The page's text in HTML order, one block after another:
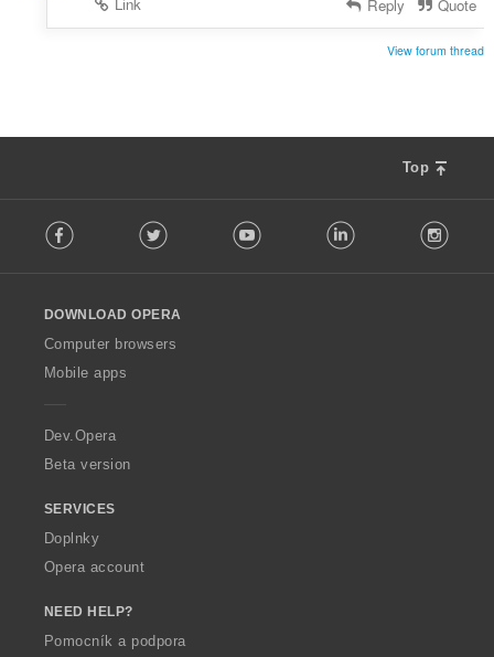
e
Reply Quote
View forum thread
Top
o
w
O
p
a
Facebook Twitter Youtube LinkedIn
DOWNLOAD OPERA
Computer browsers
Mobile apps
Dev.Opera
Beta version
SERVICES
Doplnky
Opera account
NEED HELP?
Pomocník a podpora